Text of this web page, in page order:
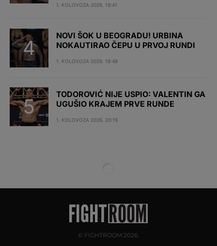
1. KOLOVOZA 2026. 19:41
NOVI ŠOK U BEOGRADU! URBINA
NOKAUTIRAO ČEPU U PRVOJ RUNDI
1. KOLOVOZA 2026. 19:49
TODOROVIĆ NIJE USPIO: VALENTIN GA
UGUŠIO KRAJEM PRVE RUNDE
1. KOLOVOZA 2026. 20:19
© FIGHTROOM 2026.